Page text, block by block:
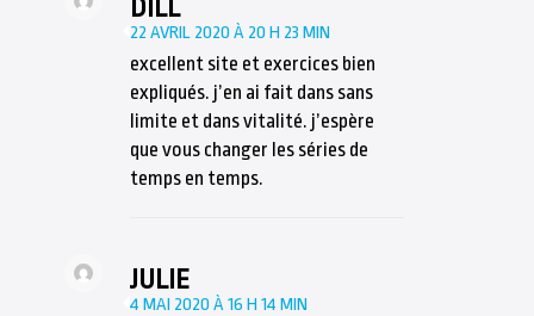
DILL
22 AVRIL 2020 À 20 H 23 MIN
excellent site et exercices bien
expliqués. j’en ai fait dans sans
limite et dans vitalité. j’espère
que vous changer les séries de
temps en temps.
JULIE
4 MAI 2020 À 16 H 14 MIN